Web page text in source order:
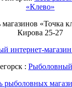
«Клево»
«Точка
Кирова 25-27
интернет-
:
рыболовных